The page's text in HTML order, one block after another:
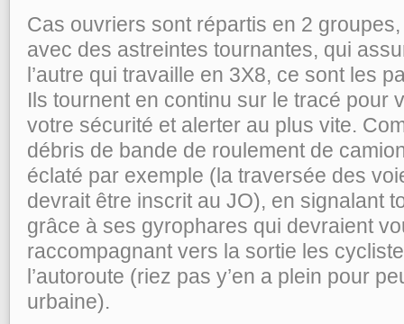
Cas ouvriers sont répartis en 2
avec des astreintes tournantes, qui
l’autre qui travaille en 3X8, ce sont les
Ils tournent en continu sur le tracé pour
votre sécurité et alerter au plus vite.
débris de bande de roulement de
éclaté par exemple (la traversée des
devrait être inscrit au JO), en signalant
grâce à ses gyrophares qui devraient
raccompagnant vers la sortie les
l’autoroute (riez pas y’en a plein pour
urbaine).